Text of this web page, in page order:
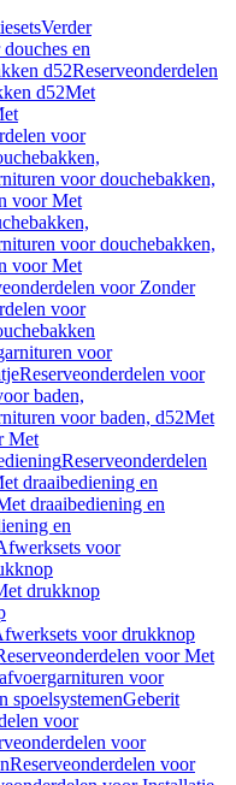
Verder
en
d52Reserveonderdelen
d52Met
voor
voor douchebakken,
voor Met
voor douchebakken,
voor Met
voor Zonder
voor
voor
Reserveonderdelen voor
baden,
voor baden, d52Met
Met
Reserveonderdelen
draaibediening en
draaibediening en
en
voor
drukknop
voor drukknop
voor Met
voor
spoelsystemenGeberit
voor
voor
Reserveonderdelen voor